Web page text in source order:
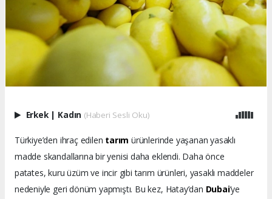
Erkek | Kadın (Haberi Sesli Oku)
Türkiye’den ihraç edilen tarım ürünlerinde yaşanan yasaklı
madde skandallarına bir yenisi daha eklendi. Daha önce
patates, kuru üzüm ve incir gibi tarım ürünleri, yasaklı maddeler
nedeniyle geri dönüm yapmıştı. Bu kez, Hatay’dan Dubai’ye